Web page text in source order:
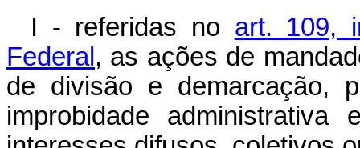
I - referidas no art. 109,
Federal, as ações de
de divisão e demarcação,
improbidade